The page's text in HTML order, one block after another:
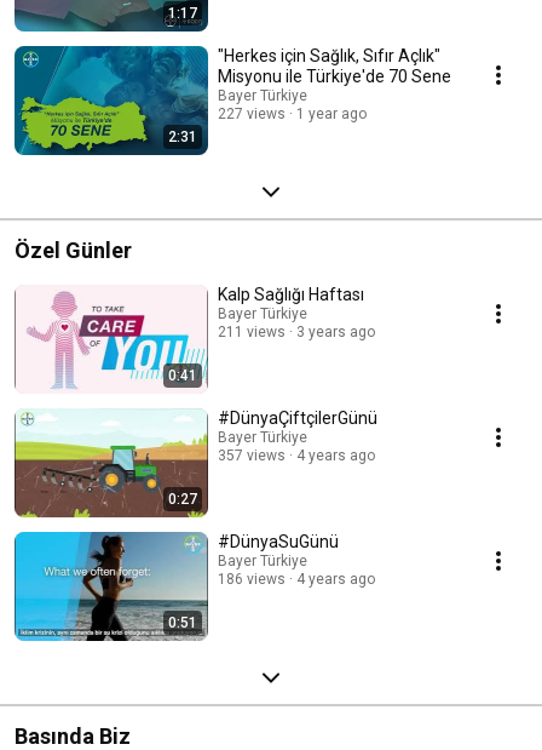
1:17
2:31
"Herkes için Sağlık, Sıfır Açlık"
Misyonu ile Türkiye'de 70 Sene
Bayer Türkiye
227 views
1 year ago
Özel Günler
0:41
Kalp Sağlığı Haftası
Bayer Türkiye
211 views
3 years ago
0:27
#DünyaÇiftçilerGünü
Bayer Türkiye
357 views
4 years ago
0:51
#DünyaSuGünü
Bayer Türkiye
186 views
4 years ago
Basında Biz